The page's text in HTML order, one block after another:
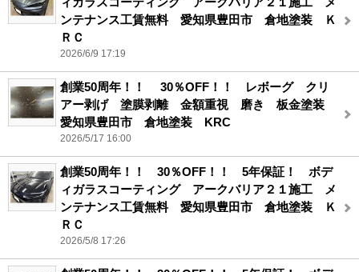
ンテナンス工賃無料 愛知県豊田市 倉地塗装 Ｋ
ＲＣ
2026/6/9 17:19
創業50周年！！ 30％OFF！！ レボーグ クリ
アー剥げ 塗膜剥離 金額重視 磨き 板金塗装
愛知県豊田市 倉地塗装 KRC
2026/5/17 16:00
創業50周年！！ 30％OFF！！ 5年保証！ ボデ
ィガラスコーティング アークバリア２１施工 メ
ンテナンス工賃無料 愛知県豊田市 倉地塗装 Ｋ
ＲＣ
2026/5/8 17:26